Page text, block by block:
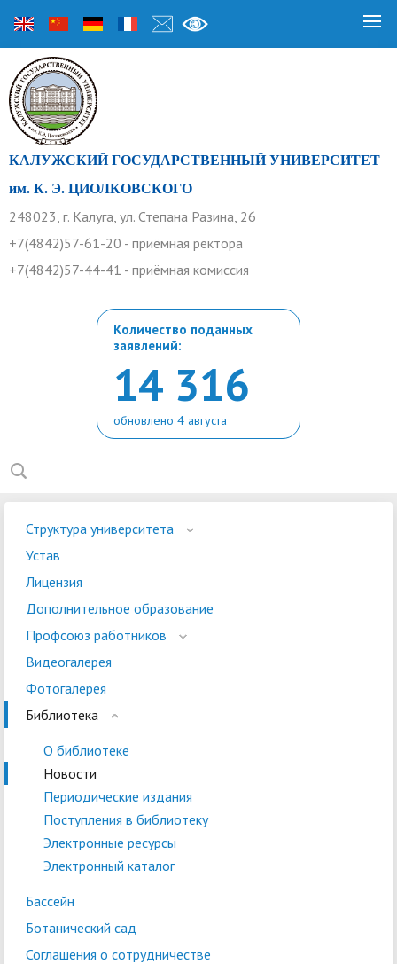
КАЛУЖСКИЙ ГОСУДАРСТВЕННЫЙ УНИВЕРСИТЕТ
им. К. Э. ЦИОЛКОВСКОГО
248023, г. Калуга, ул. Степана Разина, 26
+7(4842)57-61-20 - приёмная ректора
+7(4842)57-44-41 - приёмная комиссия
Количество поданных
заявлений:
14 316
обновлено 4 августа
Структура университета
Устав
Лицензия
Дополнительное образование
Профсоюз работников
Видеогалерея
Фотогалерея
Библиотека
О библиотеке
Новости
Периодические издания
Поступления в библиотеку
Электронные ресурсы
Электронный каталог
Бассейн
Ботанический сад
Соглашения о сотрудничестве